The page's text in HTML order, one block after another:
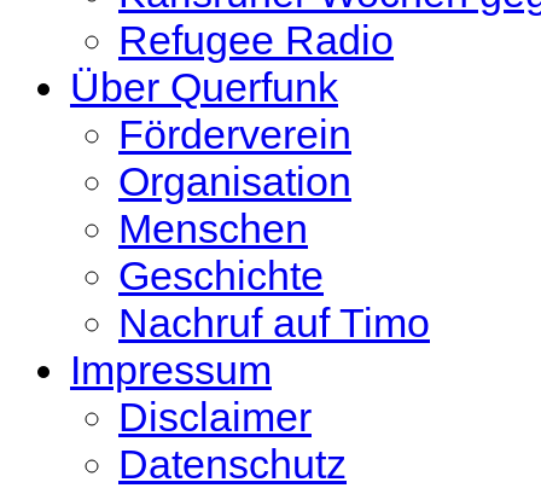
Refugee Radio
Über Querfunk
Förderverein
Organisation
Menschen
Geschichte
Nachruf auf Timo
Impressum
Disclaimer
Datenschutz